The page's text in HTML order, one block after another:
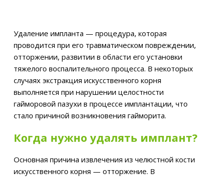
Удаление импланта — процедура, которая
проводится при его травматическом повреждении,
отторжении, развитии в области его установки
тяжелого воспалительного процесса. В некоторых
случаях экстракция искусственного корня
выполняется при нарушении целостности
гайморовой пазухи в процессе имплантации, что
стало причиной возникновения гайморита.
Когда нужно удалять имплант?
Основная причина извлечения из челюстной кости
искусственного корня — отторжение. В